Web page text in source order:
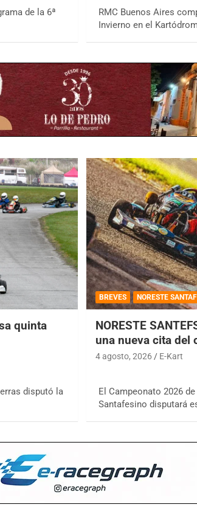
de la 6ª
RMC Buenos Aires
Invierno en el
quinta
disputó la
BREVES NORESTE
NORESTE
una nueva cita del
4 agosto, 2026 E-Kart
El Campeonato 2026
Santafesino disputará